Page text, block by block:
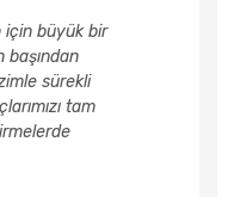
için büyük bir
başından
sürekli
tam